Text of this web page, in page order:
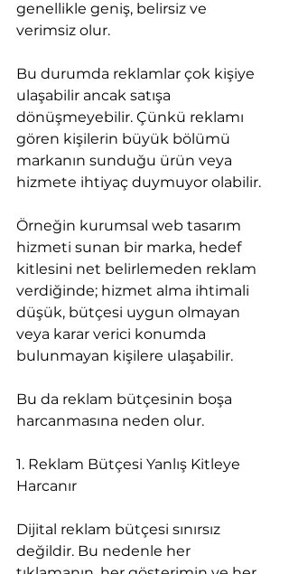
genellikle geniş, belirsiz ve
verimsiz olur.
Bu durumda reklamlar çok kişiye
ulaşabilir ancak satışa
dönüşmeyebilir. Çünkü reklamı
gören kişilerin büyük bölümü
markanın sunduğu ürün veya
hizmete ihtiyaç duymuyor olabilir.
Örneğin kurumsal web tasarım
hizmeti sunan bir marka, hedef
kitlesini net belirlemeden reklam
verdiğinde; hizmet alma ihtimali
düşük, bütçesi uygun olmayan
veya karar verici konumda
bulunmayan kişilere ulaşabilir.
Bu da reklam bütçesinin boşa
harcanmasına neden olur.
1. Reklam Bütçesi Yanlış Kitleye
Harcanır
Dijital reklam bütçesi sınırsız
değildir. Bu nedenle her